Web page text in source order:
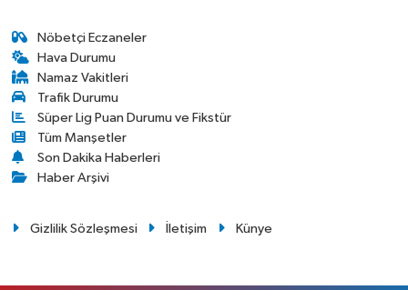
Nöbetçi Eczaneler
Hava Durumu
Namaz Vakitleri
Trafik Durumu
Süper Lig Puan Durumu ve Fikstür
Tüm Manşetler
Son Dakika Haberleri
Haber Arşivi
Gizlilik Sözleşmesi İletişim Künye